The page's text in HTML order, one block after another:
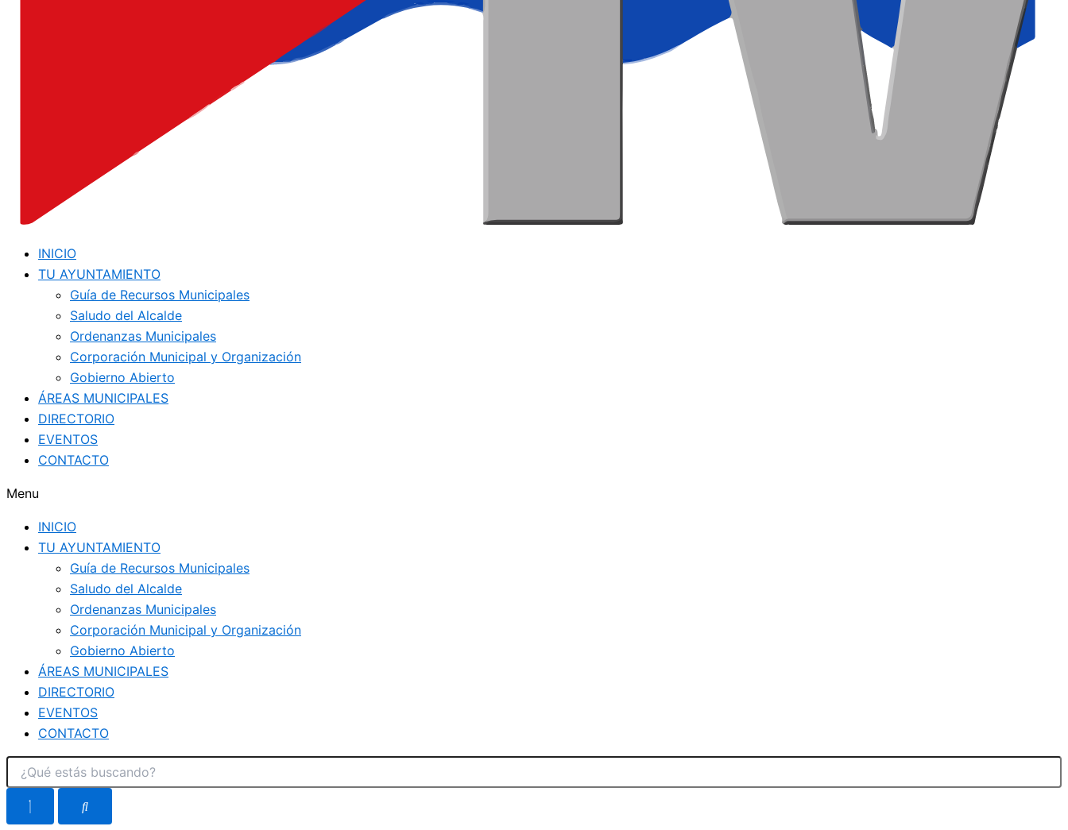
INICIO
TU AYUNTAMIENTO
Guía de Recursos Municipales
Saludo del Alcalde
Ordenanzas Municipales
Corporación Municipal y Organización
Gobierno Abierto
ÁREAS MUNICIPALES
DIRECTORIO
EVENTOS
CONTACTO
Menu
INICIO
TU AYUNTAMIENTO
Guía de Recursos Municipales
Saludo del Alcalde
Ordenanzas Municipales
Corporación Municipal y Organización
Gobierno Abierto
ÁREAS MUNICIPALES
DIRECTORIO
EVENTOS
CONTACTO